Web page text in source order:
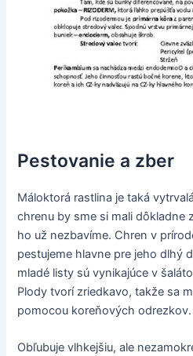
Pestovanie a zber
Máloktorá rastlina je taká
chrenu by sme si mali dôkladne
ho už nezbavíme. Chren v
pestujeme hlavne pre jeho dlhý
mladé listy sú vynikajúce v
Plody tvorí zriedkavo, takže sa
pomocou koreňových odrezkov.
Obľubuje vlhkejšiu, ale